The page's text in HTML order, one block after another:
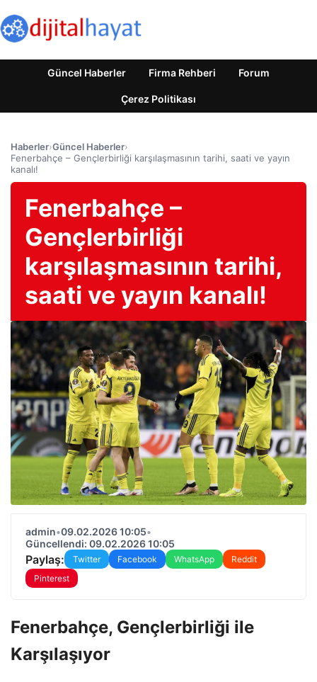
Güncel Haberler Firma Rehberi Forum
Çerez Politikası
Haberler›Güncel Haberler›
Fenerbahçe – Gençlerbirliği karşılaşmasının tarihi, saati ve yayın
kanalı!
Fenerbahçe –
Gençlerbirliği
karşılaşmasının tarihi,
saati ve yayın kanalı!
admin•09.02.2026 10:05•
Güncellendi: 09.02.2026 10:05
Paylaş: Twitter Facebook WhatsApp
Reddit
Pinterest
Fenerbahçe, Gençlerbirliği ile
Karşılaşıyor